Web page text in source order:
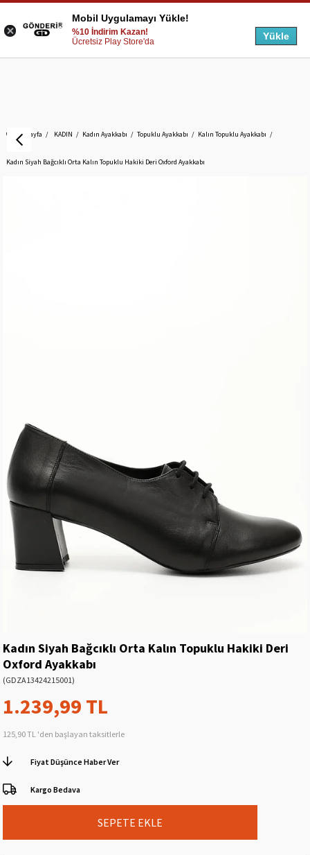
Anasayfa KADIN Kadın Ayakkabı Topuklu Ayakkabı Kalın Topuklu Ayakkabı
Kadın Siyah Bağcıklı Orta Kalın Topuklu Hakiki Deri Oxford Ayakkabı
Kadın Siyah Bağcıklı Orta Kalın Topuklu Hakiki Deri
Oxford Ayakkabı
(GDZA13424215001)
1.239,99 TL
125,90 TL 'den başlayan taksitlerle
Fiyat Düşünce Haber Ver
Kargo Bedava
Mobil Uygulamayı Yükle!
%10 İndirim Kazan!
Ücretsiz Play Store'da
Yükle